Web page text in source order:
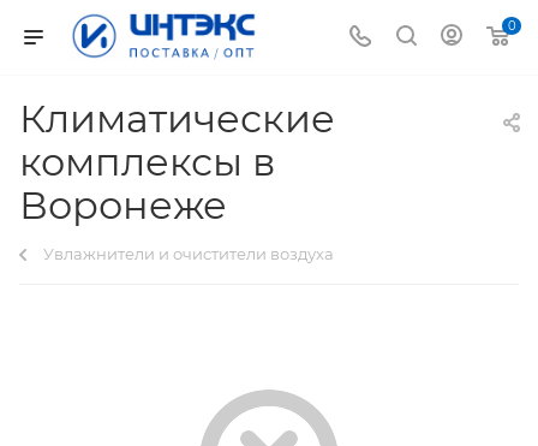
0
Климатические
комплексы в
Воронеже
Увлажнители и очистители воздуха